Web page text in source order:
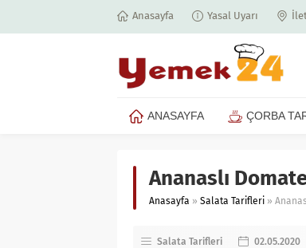
Anasayfa Yasal Uyarı
ANASAYFA ÇORBA
Ananaslı
Anasayfa » Salata Tarifleri »
Salata Tarifleri 02.05.2020